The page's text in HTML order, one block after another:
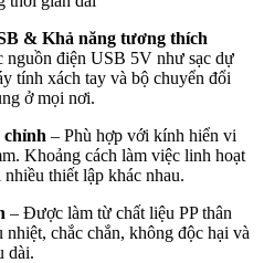
& Khả năng tương thích
nguồn điện USB 5V như sạc dự
tính xách tay và bộ chuyển đổi
ở mọi nơi.
chỉnh – Phù hợp với kính hiển vi
Khoảng cách làm việc linh hoạt
thiết lập khác nhau.
– Được làm từ chất liệu PP thân
chắc chắn, không độc hại và
dài.